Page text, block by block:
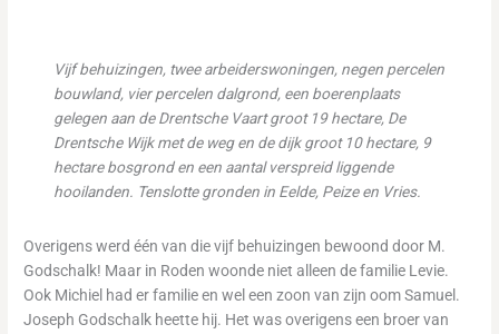
Vijf behuizingen, twee arbeiderswoningen, negen percelen
bouwland, vier percelen dalgrond, een boerenplaats
gelegen aan de Drentsche Vaart groot 19 hectare, De
Drentsche Wijk met de weg en de dijk groot 10 hectare, 9
hectare bosgrond en een aantal verspreid liggende
hooilanden. Tenslotte gronden in Eelde, Peize en Vries.
Overigens werd één van die vijf behuizingen bewoond door M.
Godschalk! Maar in Roden woonde niet alleen de familie Levie.
Ook Michiel had er familie en wel een zoon van zijn oom Samuel.
Joseph Godschalk heette hij. Het was overigens een broer van